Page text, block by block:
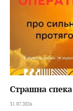
Страшна
31.07.2026